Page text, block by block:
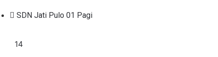
SDN Jati Pulo 01 Pagi
14